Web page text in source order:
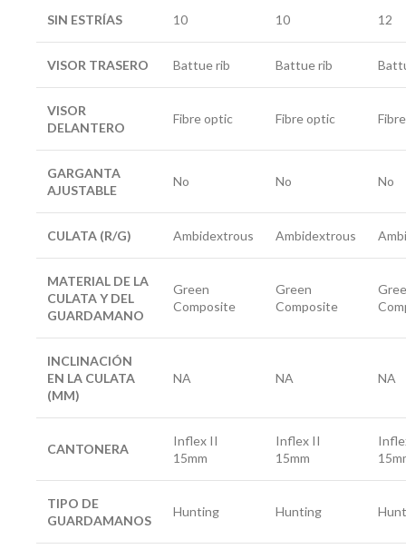
SIN ESTRÍAS 10 10 12
VISOR TRASERO Battue rib Battue rib
VISOR
DELANTERO
Fibre optic Fibre optic
GARGANTA
AJUSTABLE
No No No
CULATA (R/G) Ambidextrous Ambidextrous
MATERIAL DE LA
CULATA Y DEL
GUARDAMANO
Green
Composite
Green
Composite
INCLINACIÓN
EN LA CULATA
(MM)
NA NA NA
CANTONERA
Inflex II
15mm
Inflex II
15mm
TIPO DE
GUARDAMANOS
Hunting Hunting